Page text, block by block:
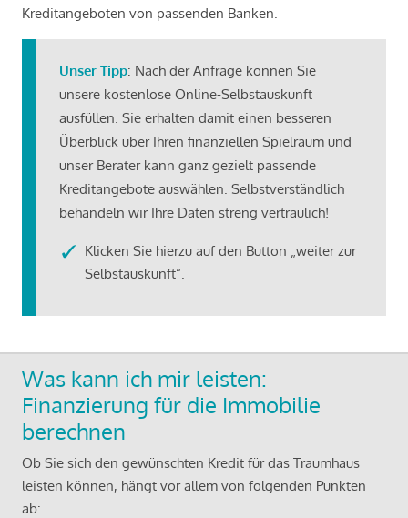
Kreditangeboten von passenden Banken.
Unser Tipp: Nach der Anfrage können Sie
unsere kostenlose Online-Selbstauskunft
ausfüllen. Sie erhalten damit einen besseren
Überblick über Ihren finanziellen Spielraum und
unser Berater kann ganz gezielt passende
Kreditangebote auswählen. Selbstverständlich
behandeln wir Ihre Daten streng vertraulich!
Klicken Sie hierzu auf den Button „weiter zur
Selbstauskunft“.
Was kann ich mir leisten:
Finanzierung für die Immobilie
berechnen
Ob Sie sich den gewünschten Kredit für das Traumhaus
leisten können, hängt vor allem von folgenden Punkten
ab: